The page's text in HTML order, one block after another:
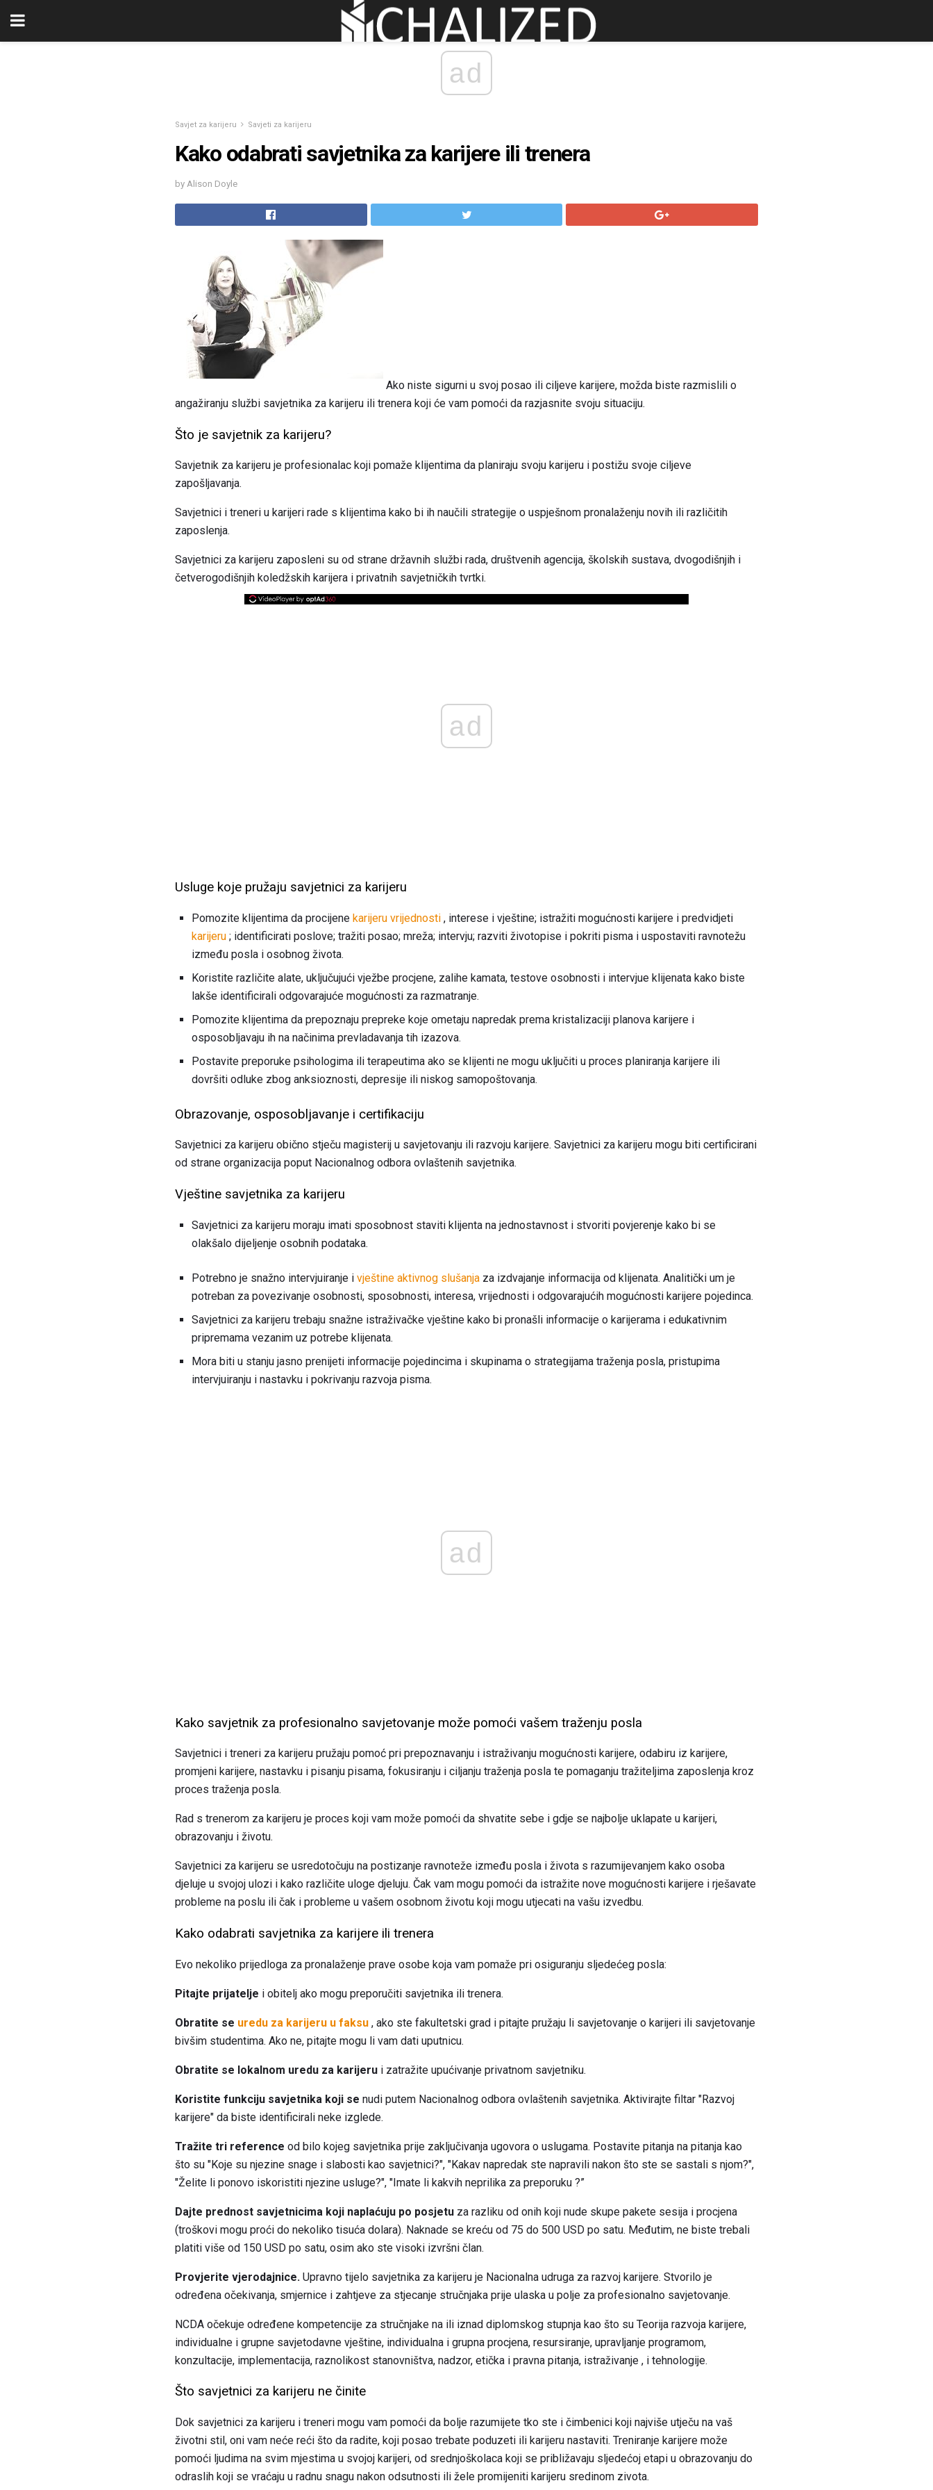
ad
Savjet za karijeru Savjeti za karijeru
Kako odabrati savjetnika za karijere ili trenera
by Alison Doyle
Ako niste sigurni u svoj posao ili ciljeve karijere, možda biste razmislili o
angažiranju službi savjetnika za karijeru ili trenera koji će vam pomoći da razjasnite svoju situaciju.
Što je savjetnik za karijeru?
Savjetnik za karijeru je profesionalac koji pomaže klijentima da planiraju svoju karijeru i postižu svoje ciljeve
zapošljavanja.
Savjetnici i treneri u karijeri rade s klijentima kako bi ih naučili strategije o uspješnom pronalaženju novih ili različitih
zaposlenja.
Savjetnici za karijeru zaposleni su od strane državnih službi rada, društvenih agencija, školskih sustava, dvogodišnjih i
četverogodišnjih koledžskih karijera i privatnih savjetničkih tvrtki.
ad
Usluge koje pružaju savjetnici za karijeru
Pomozite klijentima da procijene karijeru vrijednosti , interese i vještine; istražiti mogućnosti karijere i predvidjeti
karijeru ; identificirati poslove; tražiti posao; mreža; intervju; razviti životopise i pokriti pisma i uspostaviti ravnotežu
između posla i osobnog života.
Koristite različite alate, uključujući vježbe procjene, zalihe kamata, testove osobnosti i intervjue klijenata kako biste
lakše identificirali odgovarajuće mogućnosti za razmatranje.
Pomozite klijentima da prepoznaju prepreke koje ometaju napredak prema kristalizaciji planova karijere i
osposobljavaju ih na načinima prevladavanja tih izazova.
Postavite preporuke psihologima ili terapeutima ako se klijenti ne mogu uključiti u proces planiranja karijere ili
dovršiti odluke zbog anksioznosti, depresije ili niskog samopoštovanja.
Obrazovanje, osposobljavanje i certifikaciju
Savjetnici za karijeru obično stječu magisterij u savjetovanju ili razvoju karijere. Savjetnici za karijeru mogu biti certificirani
od strane organizacija poput Nacionalnog odbora ovlaštenih savjetnika.
Vještine savjetnika za karijeru
Savjetnici za karijeru moraju imati sposobnost staviti klijenta na jednostavnost i stvoriti povjerenje kako bi se
olakšalo dijeljenje osobnih podataka.
Potrebno je snažno intervjuiranje i vještine aktivnog slušanja za izdvajanje informacija od klijenata. Analitički um je
potreban za povezivanje osobnosti, sposobnosti, interesa, vrijednosti i odgovarajućih mogućnosti karijere pojedinca.
Savjetnici za karijeru trebaju snažne istraživačke vještine kako bi pronašli informacije o karijerama i edukativnim
pripremama vezanim uz potrebe klijenata.
Mora biti u stanju jasno prenijeti informacije pojedincima i skupinama o strategijama traženja posla, pristupima
intervjuiranju i nastavku i pokrivanju razvoja pisma.
ad
Kako savjetnik za profesionalno savjetovanje može pomoći vašem traženju posla
Savjetnici i treneri za karijeru pružaju pomoć pri prepoznavanju i istraživanju mogućnosti karijere, odabiru iz karijere,
promjeni karijere, nastavku i pisanju pisama, fokusiranju i ciljanju traženja posla te pomaganju tražiteljima zaposlenja kroz
proces traženja posla.
Rad s trenerom za karijeru je proces koji vam može pomoći da shvatite sebe i gdje se najbolje uklapate u karijeri,
obrazovanju i životu.
Savjetnici za karijeru se usredotočuju na postizanje ravnoteže između posla i života s razumijevanjem kako osoba
djeluje u svojoj ulozi i kako različite uloge djeluju. Čak vam mogu pomoći da istražite nove mogućnosti karijere i rješavate
probleme na poslu ili čak i probleme u vašem osobnom životu koji mogu utjecati na vašu izvedbu.
Kako odabrati savjetnika za karijere ili trenera
Evo nekoliko prijedloga za pronalaženje prave osobe koja vam pomaže pri osiguranju sljedećeg posla:
Pitajte prijatelje i obitelj ako mogu preporučiti savjetnika ili trenera.
Obratite se uredu za karijeru u faksu , ako ste fakultetski grad i pitajte pružaju li savjetovanje o karijeri ili savjetovanje
bivšim studentima. Ako ne, pitajte mogu li vam dati uputnicu.
Obratite se lokalnom uredu za karijeru i zatražite upućivanje privatnom savjetniku.
Koristite funkciju savjetnika koji se nudi putem Nacionalnog odbora ovlaštenih savjetnika. Aktivirajte filtar "Razvoj
karijere" da biste identificirali neke izglede.
Tražite tri reference od bilo kojeg savjetnika prije zaključivanja ugovora o uslugama. Postavite pitanja na pitanja kao
što su "Koje su njezine snage i slabosti kao savjetnici?", "Kakav napredak ste napravili nakon što ste se sastali s njom?",
"Želite li ponovo iskoristiti njezine usluge?", "Imate li kakvih neprilika za preporuku ?”
Dajte prednost savjetnicima koji naplaćuju po posjetu za razliku od onih koji nude skupe pakete sesija i procjena
(troškovi mogu proći do nekoliko tisuća dolara). Naknade se kreću od 75 do 500 USD po satu. Međutim, ne biste trebali
platiti više od 150 USD po satu, osim ako ste visoki izvršni član.
Provjerite vjerodajnice. Upravno tijelo savjetnika za karijeru je Nacionalna udruga za razvoj karijere. Stvorilo je
određena očekivanja, smjernice i zahtjeve za stjecanje stručnjaka prije ulaska u polje za profesionalno savjetovanje.
NCDA očekuje određene kompetencije za stručnjake na ili iznad diplomskog stupnja kao što su Teorija razvoja karijere,
individualne i grupne savjetodavne vještine, individualna i grupna procjena, resursiranje, upravljanje programom,
konzultacije, implementacija, raznolikost stanovništva, nadzor, etička i pravna pitanja, istraživanje , i tehnologije.
Što savjetnici za karijeru ne činite
Dok savjetnici za karijeru i treneri mogu vam pomoći da bolje razumijete tko ste i čimbenici koji najviše utječu na vaš
životni stil, oni vam neće reći što da radite, koji posao trebate poduzeti ili karijeru nastaviti. Treniranje karijere može
pomoći ljudima na svim mjestima u svojoj karijeri, od srednjoškolaca koji se približavaju sljedećoj etapi u obrazovanju do
odraslih koji se vraćaju u radnu snagu nakon odsutnosti ili žele promijeniti karijeru sredinom zivota.